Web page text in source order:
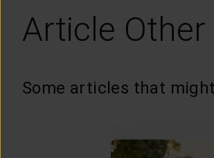
Article Other
Some articles that